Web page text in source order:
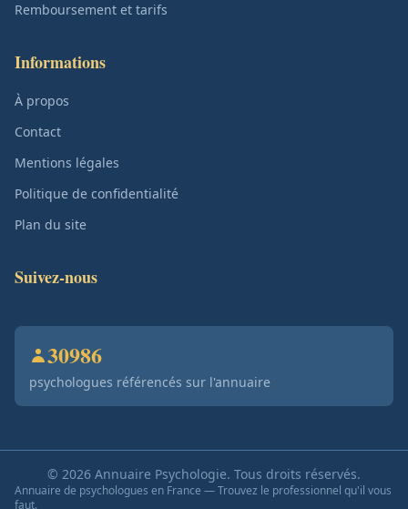
Remboursement et tarifs
Informations
À propos
Contact
Mentions légales
Politique de confidentialité
Plan du site
Suivez-nous
30986
psychologues référencés sur l'annuaire
© 2026 Annuaire Psychologie. Tous droits réservés.
Annuaire de psychologues en France — Trouvez le professionnel qu'il vous
faut.